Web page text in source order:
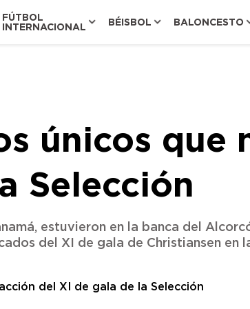
FÚTBOL
INTERNACIONAL
BÉISBOL BALONCESTO
únicos que
Selección
estuvieron en la banca del
del XI de gala de Christiansen en